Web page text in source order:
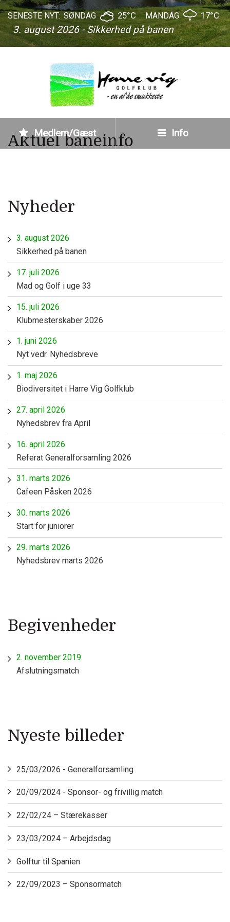
SENESTE NYT:
3. august 2026 - Sikkerhed på banen
SØNDAG 25°C MANDAG 17°C
Medlem/Gæst Info
Aktuel baneinfo
Nyheder
3. august 2026
Sikkerhed på banen
17. juli 2026
Mad og Golf i uge 33
15. juli 2026
Klubmesterskaber 2026
1. juni 2026
Nyt vedr. Nyhedsbreve
1. maj 2026
Biodiversitet i Harre Vig Golfklub
27. april 2026
Nyhedsbrev fra April
16. april 2026
Referat Generalforsamling 2026
31. marts 2026
Cafeen Påsken 2026
30. marts 2026
Start for juniorer
29. marts 2026
Nyhedsbrev marts 2026
Begivenheder
2. november 2019
Afslutningsmatch
Nyeste billeder
25/03/2026 - Generalforsamling
20/09/2024 - Sponsor- og frivillig match
22/02/24 – Stærekasser
23/03/2024 – Arbejdsdag
Golftur til Spanien
22/09/2023 – Sponsormatch